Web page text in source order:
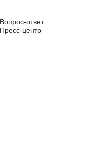
Вопрос-ответ
Пресс-центр